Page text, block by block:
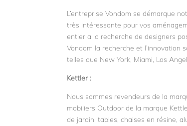
L’entreprise Vondom se démarque
très intéressante pour vos
entier a la recherche de designers
Vondom la recherche et l’innovation
telles que New York, Miami, Los
Kettler :
Nous sommes revendeurs de la
mobiliers Outdoor de la marque
de jardin, tables, chaises en résine,